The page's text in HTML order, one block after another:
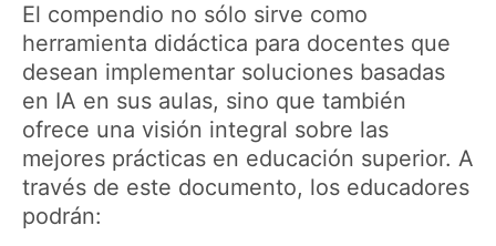
El compendio no sólo sirve como
herramienta didáctica para docentes que
desean implementar soluciones basadas
en IA en sus aulas, sino que también
ofrece una visión integral sobre las
mejores prácticas en educación superior. A
través de este documento, los educadores
podrán: